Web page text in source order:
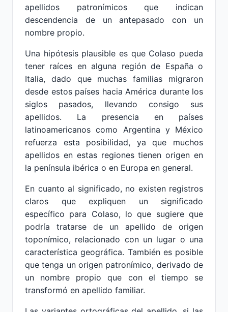
apellidos patronímicos que indican
descendencia de un antepasado con un
nombre propio.
Una hipótesis plausible es que Colaso pueda
tener raíces en alguna región de España o
Italia, dado que muchas familias migraron
desde estos países hacia América durante los
siglos pasados, llevando consigo sus
apellidos. La presencia en países
latinoamericanos como Argentina y México
refuerza esta posibilidad, ya que muchos
apellidos en estas regiones tienen origen en
la península ibérica o en Europa en general.
En cuanto al significado, no existen registros
claros que expliquen un significado
específico para Colaso, lo que sugiere que
podría tratarse de un apellido de origen
toponímico, relacionado con un lugar o una
característica geográfica. También es posible
que tenga un origen patronímico, derivado de
un nombre propio que con el tiempo se
transformó en apellido familiar.